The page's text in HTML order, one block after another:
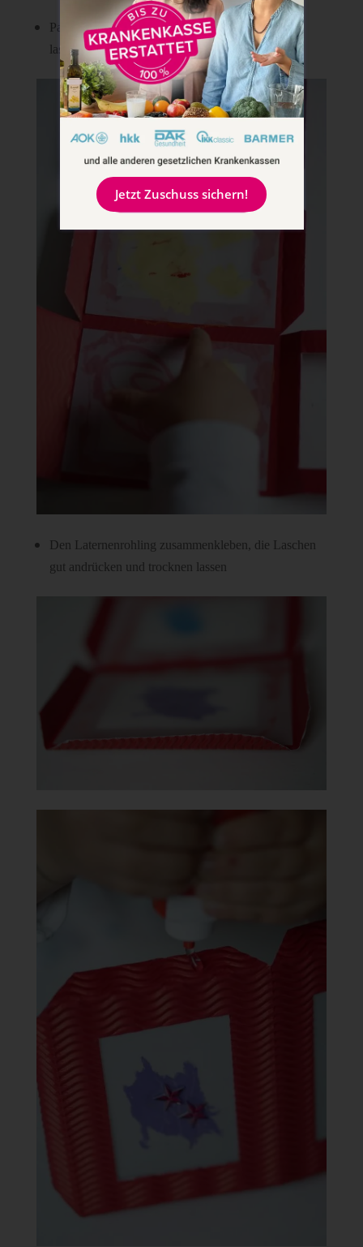
Papier an alle 4 Fenstern gut andrücken, trocknen
lassen
Den Laternenrohling zusammenkleben, die Laschen
gut andrücken und trocknen lassen
Jetzt Zuschuss sichern!